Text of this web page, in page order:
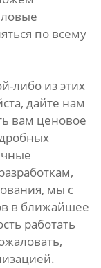
по всему
либо из этих
дайте нам
вам ценовое
мы с
в ближайшее
работать